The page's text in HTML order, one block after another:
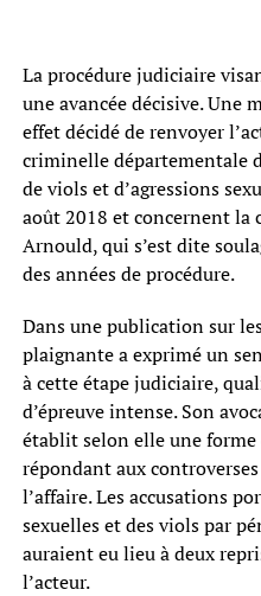
La procédure judiciaire
une avancée décisive. Une
effet décidé de renvoyer
criminelle départementale
de viols et d’agressions
août 2018 et concernent la
Arnould, qui s’est dite
des années de procédure.
Dans une publication sur
plaignante a exprimé un
à cette étape judiciaire,
d’épreuve intense. Son
établit selon elle une
répondant aux
l’affaire. Les accusations
sexuelles et des viols par
auraient eu lieu à deux
l’acteur.